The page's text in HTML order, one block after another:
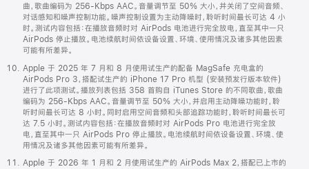
曲，歌曲编码为 256-Kbps AAC。音量调节至 50% 大小，并关闭了空间音频、
对话感知和噪声控制功能。噪声控制设置为主动降噪时，聆听时间最长可达 4 小
时。测试内容包括：在播放音频时对 AirPods 电池进行完全放电，直至其中一只
AirPods 停止播放。电池续航时间依设备设置、环境、使用情况及诸多其他因素
可能有所差异。
Apple 于 2025 年 7 月和 8 月使用试生产的配备 MagSafe 充电盒的
AirPods Pro 3，搭配试生产的 iPhone 17 Pro 机型 (安装预发行版本软件)
进行了此项测试。播放列表包括 358 首购自 iTunes Store 的不同歌曲，歌曲
编码为 256-Kbps AAC。音量调节至 50% 大小，并启用主动降噪功能时，聆
听时间最长可达 8 小时。同时启用空间音频和头部追踪功能时，聆听时间最长可
达 7.5 小时。测试内容包括：在播放音频时对 AirPods Pro 电池进行完全放
电，直至其中一只 AirPods Pro 停止播放。电池续航时间依设备设置、环境、使
用情况及诸多其他因素可能有所差异。
Apple 于 2026 年 1 月和 2 月使用试生产的 AirPods Max 2，搭配已上市的